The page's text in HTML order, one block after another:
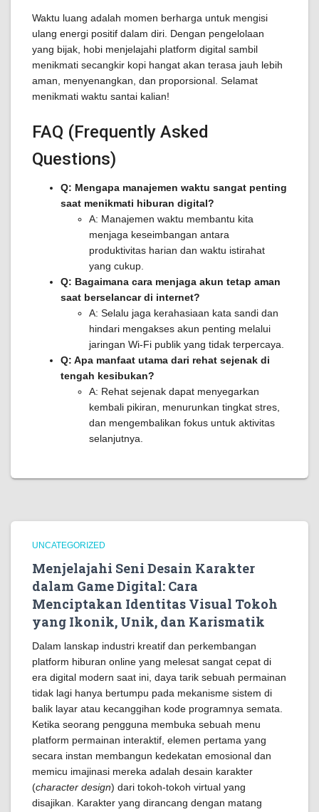
Waktu luang adalah momen berharga untuk mengisi
ulang energi positif dalam diri. Dengan pengelolaan
yang bijak, hobi menjelajahi platform digital sambil
menikmati secangkir kopi hangat akan terasa jauh lebih
aman, menyenangkan, dan proporsional. Selamat
menikmati waktu santai kalian!
FAQ (Frequently Asked
Questions)
Q: Mengapa manajemen waktu sangat penting
saat menikmati hiburan digital?
A: Manajemen waktu membantu kita
menjaga keseimbangan antara
produktivitas harian dan waktu istirahat
yang cukup.
Q: Bagaimana cara menjaga akun tetap aman
saat berselancar di internet?
A: Selalu jaga kerahasiaan kata sandi dan
hindari mengakses akun penting melalui
jaringan Wi-Fi publik yang tidak terpercaya.
Q: Apa manfaat utama dari rehat sejenak di
tengah kesibukan?
A: Rehat sejenak dapat menyegarkan
kembali pikiran, menurunkan tingkat stres,
dan mengembalikan fokus untuk aktivitas
selanjutnya.
UNCATEGORIZED
Menjelajahi Seni Desain Karakter
dalam Game Digital: Cara
Menciptakan Identitas Visual Tokoh
yang Ikonik, Unik, dan Karismatik
Dalam lanskap industri kreatif dan perkembangan
platform hiburan online yang melesat sangat cepat di
era digital modern saat ini, daya tarik sebuah permainan
tidak lagi hanya bertumpu pada mekanisme sistem di
balik layar atau kecanggihan kode programnya semata.
Ketika seorang pengguna membuka sebuah menu
platform permainan interaktif, elemen pertama yang
secara instan membangun kedekatan emosional dan
memicu imajinasi mereka adalah desain karakter
(character design) dari tokoh-tokoh virtual yang
disajikan. Karakter yang dirancang dengan matang